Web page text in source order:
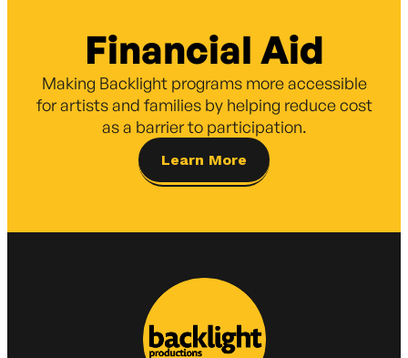
Financial Aid
Making Backlight programs more accessible
for artists and families by helping reduce cost
as a barrier to participation.
Learn More